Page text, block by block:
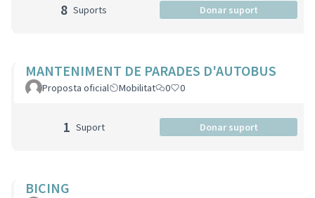
8 Suports Donar suport
MANTENIMENT DE PARADES D'AUTOBUS
Proposta oficial Mobilitat 0 0
1 Suport Donar suport
BICING